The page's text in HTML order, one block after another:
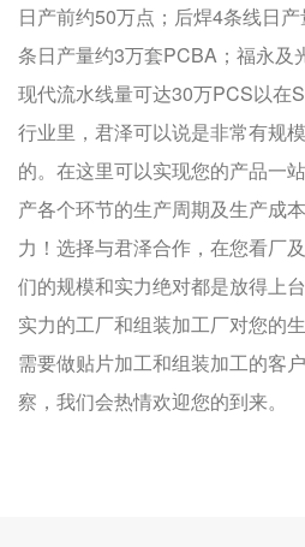
日产前约50万点；后焊4条线日
条日产量约3万套PCBA；福永及
现代流水线量可达30万PCS以在
行业里，君泽可以说是非常有规
的。在这里可以实现您的产品一
产各个环节的生产周期及生产成
力！选择与君泽合作，在您看厂
们的规模和实力绝对都是放得上
实力的工厂和组装加工厂对您的
需要做贴片加工和组装加工的客
察，我们会热情欢迎您的到来。